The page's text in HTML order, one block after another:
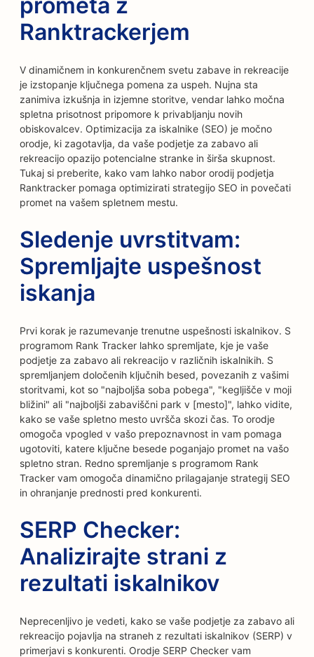
Ranktrackerjem
V dinamičnem in konkurenčnem svetu zabave in rekreacije
je izstopanje ključnega pomena za uspeh. Nujna sta
zanimiva izkušnja in izjemne storitve, vendar lahko močna
spletna prisotnost pripomore k privabljanju novih
obiskovalcev. Optimizacija za iskalnike (SEO) je močno
orodje, ki zagotavlja, da vaše podjetje za zabavo ali
rekreacijo opazijo potencialne stranke in širša skupnost.
Tukaj si preberite, kako vam lahko nabor orodij podjetja
Ranktracker pomaga optimizirati strategijo SEO in povečati
promet na vašem spletnem mestu.
Sledenje uvrstitvam:
Spremljajte uspešnost
iskanja
Prvi korak je razumevanje trenutne uspešnosti iskalnikov. S
programom Rank Tracker lahko spremljate, kje je vaše
podjetje za zabavo ali rekreacijo v različnih iskalnikih. S
spremljanjem določenih ključnih besed, povezanih z vašimi
storitvami, kot so "najboljša soba pobega", "kegljišče v moji
bližini" ali "najboljši zabaviščni park v [mesto]", lahko vidite,
kako se vaše spletno mesto uvršča skozi čas. To orodje
omogoča vpogled v vašo prepoznavnost in vam pomaga
ugotoviti, katere ključne besede poganjajo promet na vašo
spletno stran. Redno spremljanje s programom Rank
Tracker vam omogoča dinamično prilagajanje strategij SEO
in ohranjanje prednosti pred konkurenti.
SERP Checker:
Analizirajte strani z
rezultati iskalnikov
Neprecenljivo je vedeti, kako se vaše podjetje za zabavo ali
rekreacijo pojavlja na straneh z rezultati iskalnikov (SERP) v
primerjavi s konkurenti. Orodje SERP Checker vam